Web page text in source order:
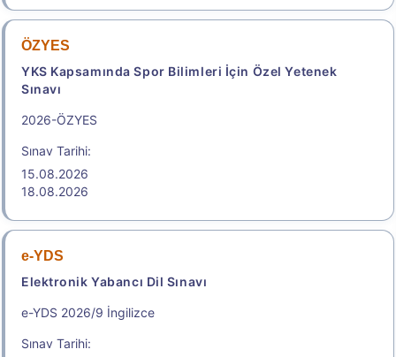
ÖZYES
YKS Kapsamında Spor Bilimleri İçin Özel Yetenek
Sınavı
2026-ÖZYES
Sınav Tarihi:
15.08.2026
18.08.2026
e-YDS
Elektronik Yabancı Dil Sınavı
e-YDS 2026/9 İngilizce
Sınav Tarihi: